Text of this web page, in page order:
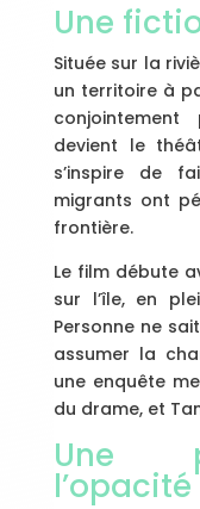
Une
Située sur la
un territoire à
devient le
s’inspire de
migrants ont
frontière.
Le film débute
sur l’île, en
Personne ne
assumer la
une enquête
du drame, et
Une